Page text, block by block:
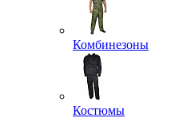
Комбинезоны
Костюмы